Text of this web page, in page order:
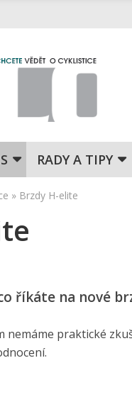
RADY A TIPY
» Brzdy H-elite
říkáte na nové
nemáme praktické